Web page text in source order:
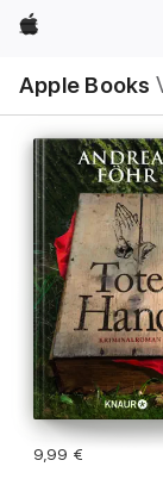
Apple
Apple Books
Navigation
Menü
öffnen
9,99 €